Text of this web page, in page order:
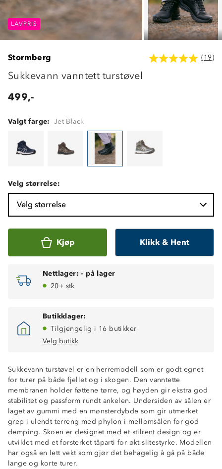
LAVPRIS LAVPRIS
LAVPRIS
Stormberg (19)
Sukkevann vanntett turstøvel
499,-
Valgt farge: Jet Black
Velg størrelse:
Velg størrelse
Kjøp Klikk & Hent
Nettlager: - på lager
20+ stk
Butikklager:
Tilgjengelig i 16 butikker
Velg butikk
Sukkevann turstøvel er en herremodell som er godt egnet
for turer på både fjellet og i skogen. Den vanntette
membranen holder føttene tørre, og høyden gir ekstra god
stabilitet og passform rundt ankelen. Undersiden av sålen er
laget av gummi med en mønsterdybde som gir utmerket
grep i ulendt terreng med phylon i mellomsålen for god
demping. Skoen er designet med et stilrent design og er
utviklet med et forsterket tåparti for økt slitestyrke. Modellen
har også en lett vekt som gjør det behagelig å gå på både
lange og korte turer.
Vanntett membran
3-sesong sko (vår, høst og vinter)
Gripsåle i gummi